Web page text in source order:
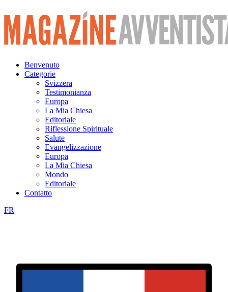
Vai
al
contenuto
Benvenuto
Categorie
Svizzera
Testimonianza
Europa
La Mia Chiesa
Editoriale
Riflessione Spirituale
Salute
Evangelizzazione
Europa
La Mia Chiesa
Mondo
Editoriale
Contatto
FR